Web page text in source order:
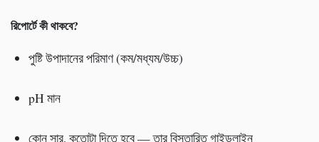
রিপোর্টে কী থাকবে?
পুষ্টি উপাদানের পরিমাণ (কম/মধ্যম/উচ্চ)
pH মান
কোন সার, কতোটা দিতে হবে — তার বিস্তারিত গাইডলাইন